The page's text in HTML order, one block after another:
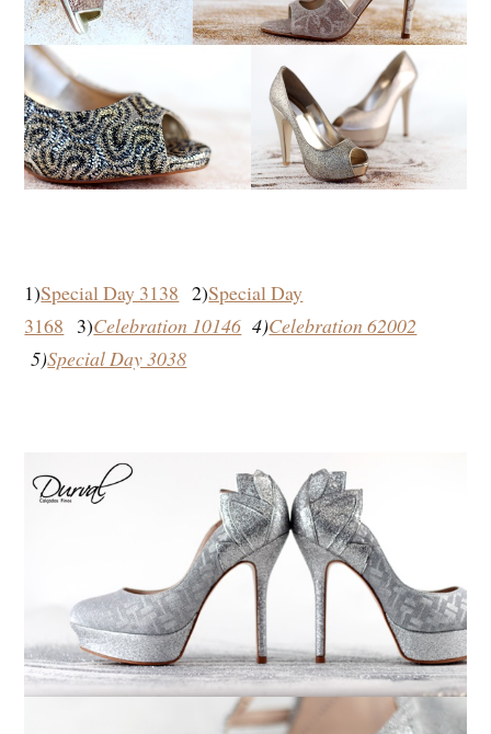
1)Special Day 3138 2)Special Day
3168 3)Celebration 10146 4)Celebration 62002
5)Special Day 3038